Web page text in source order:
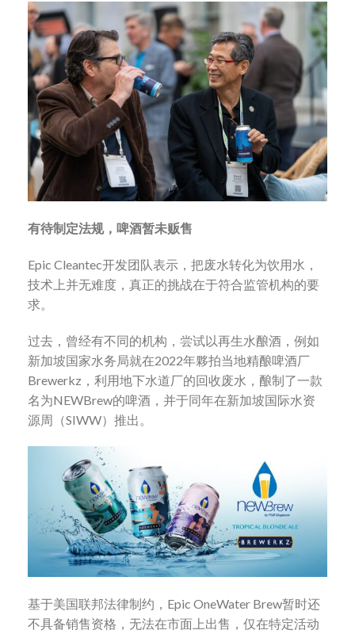
有待制定法规，啤酒暂未贩售
Epic Cleantec开发团队表示，把废水转化为饮用水，
技术上并无难度，真正的挑战在于符合监管机构的要
求。
过去，曾经有不同的机构，尝试以再生水酿酒，例如
新加坡国家水务局就在2022年夥拍当地精酿啤酒厂
Brewerkz，利用地下水道厂的回收废水，酿制了一款
名为NEWBrew的啤酒，并于同年在新加坡国际水资
源周（SIWW）推出。
基于美国联邦法律制约，Epic OneWater Brew暂时还
不具备销售资格，无法在市面上出售，仅在特定活动